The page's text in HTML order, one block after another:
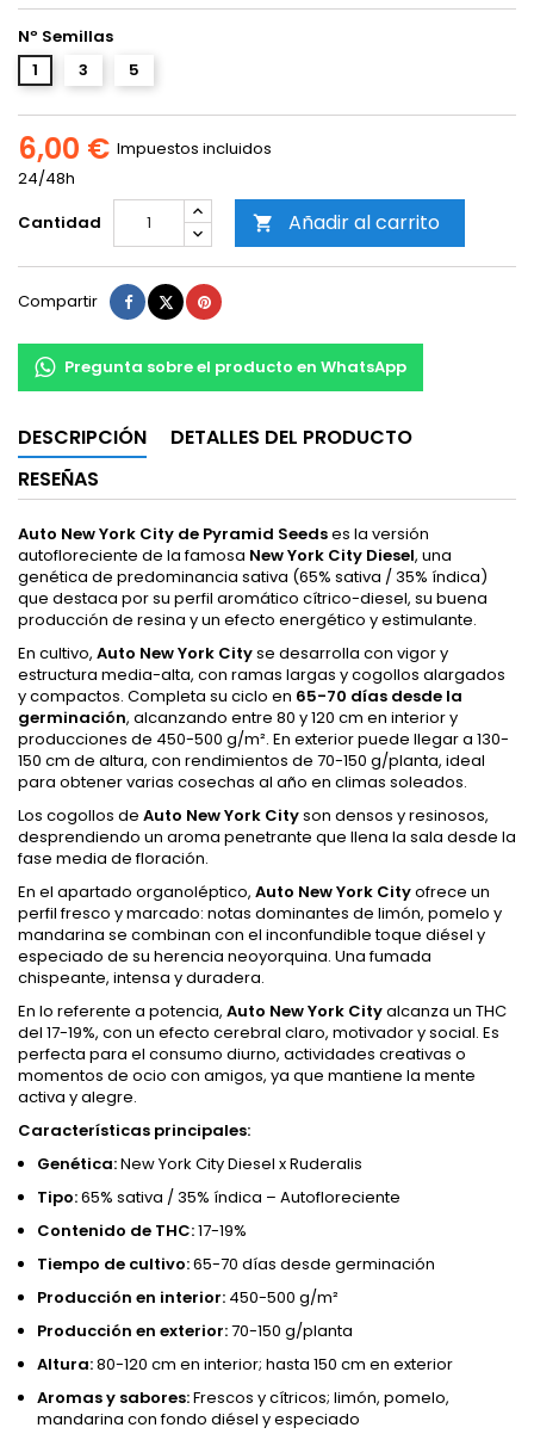
Nº Semillas
1
3 5
6,00 € Impuestos incluidos
24/48h
Cantidad
 Añadir al carrito
Compartir Compartir
TuitearPinterest
Pregunta sobre el producto en WhatsApp
DESCRIPCIÓN
DETALLES DEL PRODUCTO
RESEÑAS
Auto New York City de Pyramid Seedses la versión
autofloreciente de la famosa New York City Diesel, una
genética de predominancia sativa (65% sativa / 35% índica)
que destaca por su perfil aromático cítrico-diesel, su buena
producción de resina y un efecto energético y estimulante.
En cultivo, Auto New York Cityse desarrolla con vigor y
estructura media-alta, con ramas largas y cogollos alargados
y compactos. Completa su ciclo en 65-70 días desde la
germinación, alcanzando entre 80 y 120 cm en interior y
producciones de 450-500 g/m². En exterior puede llegar a 130-
150 cm de altura, con rendimientos de 70-150 g/planta, ideal
para obtener varias cosechas al año en climas soleados.
Los cogollos de Auto New York Cityson densos y resinosos,
desprendiendo un aroma penetrante que llena la sala desde la
fase media de floración.
En el apartado organoléptico, Auto New York Cityofrece un
perfil fresco y marcado: notas dominantes de limón, pomelo y
mandarina se combinan con el inconfundible toque diésel y
especiado de su herencia neoyorquina. Una fumada
chispeante, intensa y duradera.
En lo referente a potencia, Auto New York Cityalcanza un THC
del 17-19%, con un efecto cerebral claro, motivador y social. Es
perfecta para el consumo diurno, actividades creativas o
momentos de ocio con amigos, ya que mantiene la mente
activa y alegre.
Características principales:
Genética:New York City Diesel x Ruderalis
Tipo:65% sativa / 35% índica – Autofloreciente
Contenido de THC:17-19%
Tiempo de cultivo:65-70 días desde germinación
Producción en interior: 450-500 g/m²
Producción en exterior:70-150 g/planta
Altura:80-120 cm en interior; hasta 150 cm en exterior
Aromas y sabores:Frescos y cítricos; limón, pomelo,
mandarina con fondo diésel y especiado